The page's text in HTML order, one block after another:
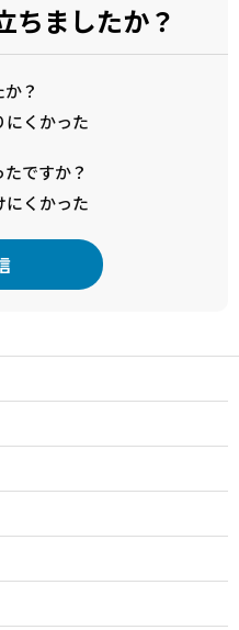
ちましたか？
？
にくかった
ですか？
にくかった